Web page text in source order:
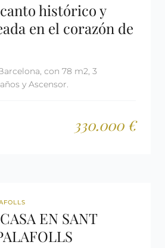
histórico y
en el corazón de
con 78 m2, 3
y Ascensor.
330.000 €
EN SANT